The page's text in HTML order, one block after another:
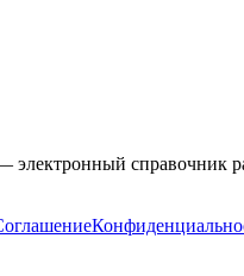
электронный справочник